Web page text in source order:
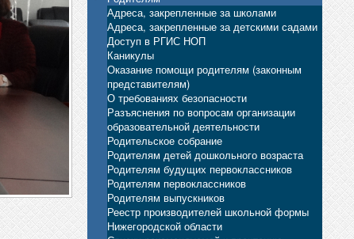
Адреса, закрепленные за школами
Адреса, закрепленные за детскими садами
Доступ в РГИС НОП
Каникулы
Оказание помощи родителям (законным
представителям)
О требованиях безопасности
Разъяснения по вопросам организации
образовательной деятельности
Родительское собрание
Родителям детей дошкольного возраста
Родителям будущих первоклассников
Родителям первоклассников
Родителям выпускников
Реестр производителей школьной формы
Нижегородской области